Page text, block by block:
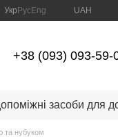
Укр РусEng UAH
+38 (093) 093-59-
засоби для
та нубуком